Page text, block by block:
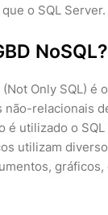
o SQL Server.
NoSQL?
(Not Only SQL) é
não-relacionais
é utilizado o
utilizam
gráficos,